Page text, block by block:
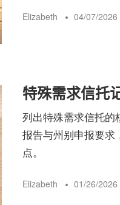
Elizabeth 04/07/2026
特殊需求信托
列出特殊需求信托的
报告与州别申报要求
点。
Elizabeth 01/26/2026